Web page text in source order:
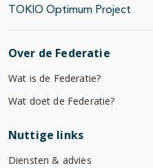
TOKIO Optimum Project
Over de Federatie
Wat is de Federatie?
Wat doet de Federatie?
Nuttige links
Diensten & advies